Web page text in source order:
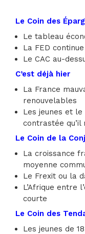
Le Coin des
Le tableau
La FED
Le CAC au-
C’est déjà hier
La France
renouvelables
Les jeunes et
contrastée qu’il
Le Coin de la
La croissance
moyenne
Le Frexit ou la
L’Afrique entre
courte
Le Coin des
Les jeunes de